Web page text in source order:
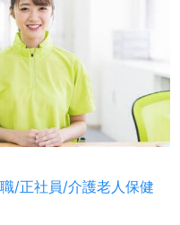
等、担当コンサルタン
も遠慮なくお願いしま
正社員/パート求人探
収集、将来的に検討の
応じてお問い合わせ/ご
＜非公開求人も取扱い
転職活動！お問い合わ
/正社員/介護老人保健